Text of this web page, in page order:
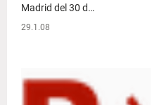
Madrid del 30 d…
29.1.08